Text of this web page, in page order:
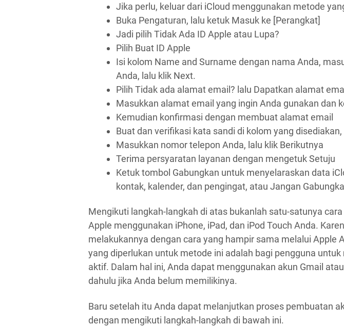
Jika perlu, keluar dari iCloud menggunakan metode
Buka Pengaturan, lalu ketuk Masuk ke [Perangkat]
Jadi pilih Tidak Ada ID Apple atau Lupa?
Pilih Buat ID Apple
Isi kolom Name and Surname dengan nama Anda,
Anda, lalu klik Next.
Pilih Tidak ada alamat email? lalu Dapatkan alamat
Masukkan alamat email yang ingin Anda gunakan dan
Kemudian konfirmasi dengan membuat alamat email
Buat dan verifikasi kata sandi di kolom yang
Masukkan nomor telepon Anda, lalu klik Berikutnya
Terima persyaratan layanan dengan mengetuk Setuju
Ketuk tombol Gabungkan untuk menyelaraskan data
kontak, kalender, dan pengingat, atau Jangan
Mengikuti langkah-langkah di atas bukanlah satu-satunya
Apple menggunakan iPhone, iPad, dan iPod Touch Anda.
melakukannya dengan cara yang hampir sama melalui Apple
yang diperlukan untuk metode ini adalah bagi pengguna untuk
aktif. Dalam hal ini, Anda dapat menggunakan akun Gmail
dahulu jika Anda belum memilikinya.
Baru setelah itu Anda dapat melanjutkan proses pembuatan
dengan mengikuti langkah-langkah di bawah ini.